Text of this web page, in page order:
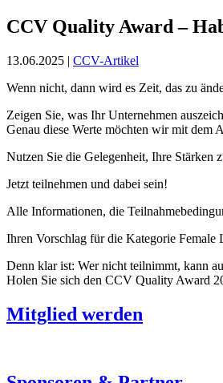
CCV Quality Award –
13.06.2025 | CCV-Artikel
Wenn nicht, dann wird es Zeit, das zu
Zeigen Sie, was Ihr Unternehmen
Genau diese Werte möchten wir mit dem
Nutzen Sie die Gelegenheit, Ihre Stärken
Jetzt teilnehmen und dabei sein!
Alle Informationen, die
Ihren Vorschlag für die Kategorie Female
Denn klar ist: Wer nicht teilnimmt, kann
Holen Sie sich den CCV Quality Award
Mitglied werden